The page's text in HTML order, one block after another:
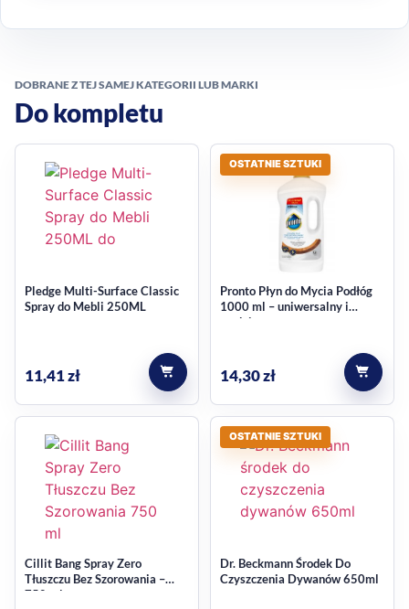
DOBRANE Z TEJ SAMEJ KATEGORII LUB MARKI
Do kompletu
Pledge Multi-Surface Classic
Spray do Mebli 250ML
11,41zł
OSTATNIE SZTUKI
Pronto Płyn do Mycia Podłóg
1000 ml – uniwersalny i
wydajny
14,30zł
Cillit Bang Spray Zero
Tłuszczu Bez Szorowania –
750 ml
OSTATNIE SZTUKI
Dr. Beckmann Środek Do
Czyszczenia Dywanów 650ml